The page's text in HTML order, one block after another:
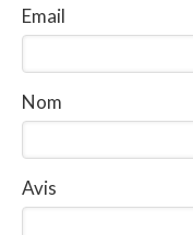
Email
Nom
Avis